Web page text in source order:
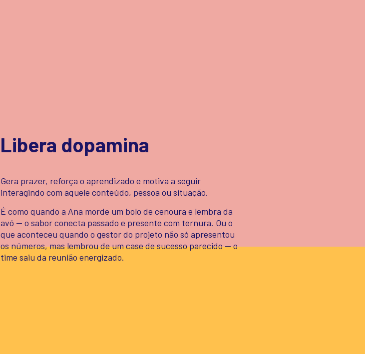
Libera dopamina
Gera prazer, reforça o aprendizado e motiva a seguir
interagindo com aquele conteúdo, pessoa ou situação.
É como quando a Ana morde um bolo de cenoura e lembra da
avó — o sabor conecta passado e presente com ternura. Ou o
que aconteceu quando o gestor do projeto não só apresentou
os números, mas lembrou de um case de sucesso parecido — o
time saiu da reunião energizado.